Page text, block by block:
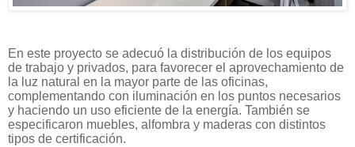
En este proyecto se adecuó la distribución de los equipos
de trabajo y privados, para favorecer el aprovechamiento de
la luz natural en la mayor parte de las oficinas,
complementando con iluminación en los puntos necesarios
y haciendo un uso eficiente de la energía. También se
especificaron muebles, alfombra y maderas con distintos
tipos de certificación.